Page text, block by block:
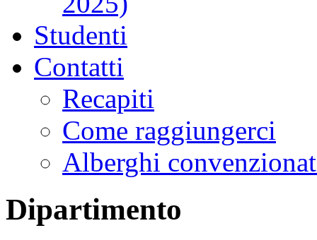
Studenti
Contatti
Recapiti
Come raggiungerci
Alberghi
Dipartimento